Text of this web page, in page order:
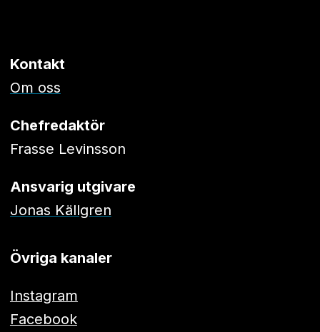
Kontakt
Om oss
Chefredaktör
Frasse Levinsson
Ansvarig utgivare
Jonas Källgren
Övriga kanaler
Instagram
Facebook